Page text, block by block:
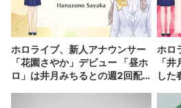
ホロライブ、新人アナウンサー
「花園さやか」デビュー 「昼ホ
ロ」は井月みちるとの週2回配
ホロ
「
した